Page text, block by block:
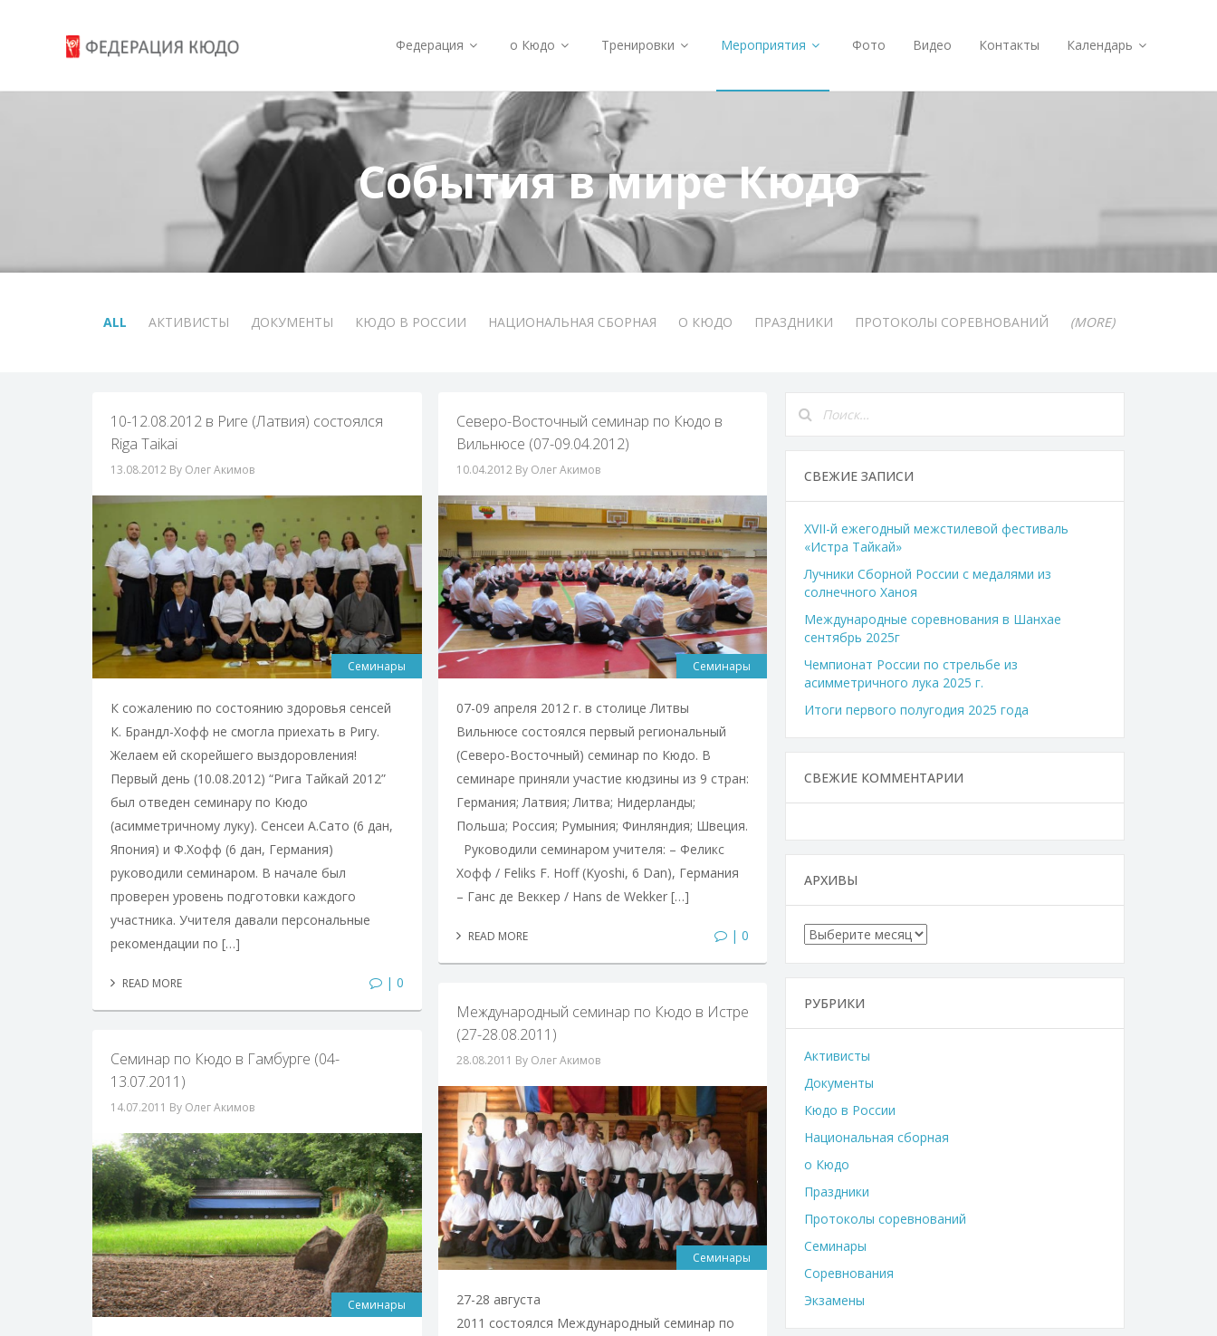
Федерация о Кюдо Тренировки Мероприятия Фото Видео Контакты Календарь
События в мире Кюдо
ALL АКТИВИСТЫ ДОКУМЕНТЫ КЮДО В РОССИИ НАЦИОНАЛЬНАЯ СБОРНАЯ О КЮДО ПРАЗДНИКИ ПРОТОКОЛЫ СОРЕВНОВАНИЙ (MORE)
10-12.08.2012 в Риге (Латвия) состоялся
Riga Taikai
13.08.2012 By Олег Акимов
Семинары
К сожалению по состоянию здоровья сенсей
К. Брандл-Хофф не смогла приехать в Ригу.
Желаем ей скорейшего выздоровления!
Первый день (10.08.2012) “Рига Тайкай 2012”
был отведен семинару по Кюдо
(асимметричному луку). Сенсеи А.Сато (6 дан,
Япония) и Ф.Хофф (6 дан, Германия)
руководили семинаром. В начале был
проверен уровень подготовки каждого
участника. Учителя давали персональные
рекомендации по […]
READ MORE | 0
Северо-Восточный семинар по Кюдо в
Вильнюсе (07-09.04.2012)
10.04.2012 By Олег Акимов
Семинары
07-09 апреля 2012 г. в столице Литвы
Вильнюсе состоялся первый региональный
(Северо-Восточный) семинар по Кюдо. В
семинаре приняли участие кюдзины из 9 стран:
Германия; Латвия; Литва; Нидерланды;
Польша; Россия; Румыния; Финляндия; Швеция.
Руководили семинаром учителя: – Феликс
Хофф / Feliks F. Hoff (Kyoshi, 6 Dan), Германия
– Ганс де Веккер / Hans de Wekker […]
READ MORE | 0
Международный семинар по Кюдо в Истре
(27-28.08.2011)
28.08.2011 By Олег Акимов
Семинары
27-28 августа
2011 состоялся Международный семинар по
Семинар по Кюдо в Гамбурге (04-
13.07.2011)
14.07.2011 By Олег Акимов
Семинары
СВЕЖИЕ ЗАПИСИ
XVII-й ежегодный межстилевой фестиваль
«Истра Тайкай»
Лучники Сборной России с медалями из
солнечного Ханоя
Международные соревнования в Шанхае
сентябрь 2025г
Чемпионат России по стрельбе из
асимметричного лука 2025 г.
Итоги первого полугодия 2025 года
СВЕЖИЕ КОММЕНТАРИИ
АРХИВЫ
Архивы
РУБРИКИ
Активисты
Документы
Кюдо в России
Национальная сборная
о Кюдо
Праздники
Протоколы соревнований
Семинары
Соревнования
Экзамены